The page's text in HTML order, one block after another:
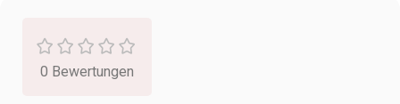
0 Bewertungen